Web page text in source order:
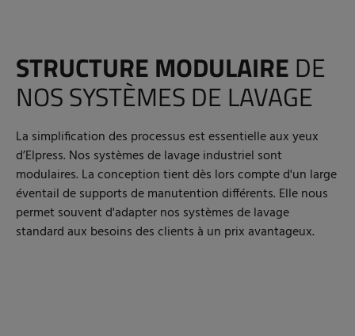
STRUCTURE MODULAIRE DE
NOS SYSTÈMES DE LAVAGE
La simplification des processus est essentielle aux yeux
d’Elpress. Nos systèmes de lavage industriel sont
modulaires. La conception tient dès lors compte d'un large
éventail de supports de manutention différents. Elle nous
permet souvent d'adapter nos systèmes de lavage
standard aux besoins des clients à un prix avantageux.